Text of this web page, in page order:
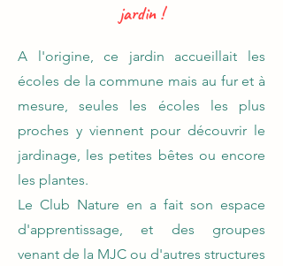
jardin !
A l'origine, ce jardin accueillait les
écoles de la commune mais au fur et à
mesure, seules les écoles les plus
proches y viennent pour découvrir le
jardinage, les petites bêtes ou encore
les plantes.
Le Club Nature en a fait son espace
d'apprentissage, et des groupes
venant de la MJC ou d'autres structures